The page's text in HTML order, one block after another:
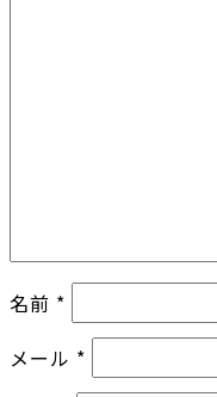
名前 *
メール *